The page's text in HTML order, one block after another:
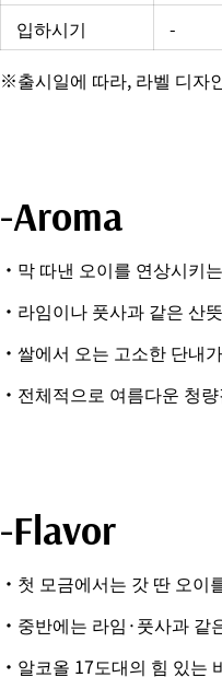
입하시기
-
※출시일에 따라, 라벨 디자
-Aroma
・막 따낸 오이를 연상시키
・라임이나 풋사과 같은 산
・쌀에서 오는 고소한 단내
・전체적으로 여름다운 청
-Flavor
・첫 모금에서는 갓 딴 오
・중반에는 라임·풋사과
・알코올 17도대의 힘 있는